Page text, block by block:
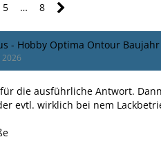
5 … 8
- Hobby Optima Ontour Baujahr
2026
die ausführliche Antwort.
evtl. wirklich bei nem